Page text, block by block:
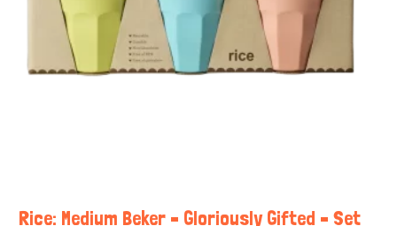
Rice: Medium Beker – Gloriously Gifted – Set